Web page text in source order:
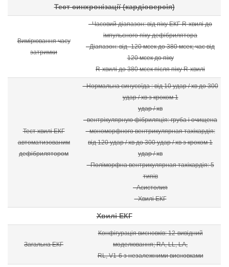
Тест синхронізації (кардіоверсія)
Вимірювання часу
затримки
- Часовий діапазон: від піку ЕКГ R-хвилі до
імпульсного піку дефібрилятора
- Діапазон: від -120 мсек до 380 мсек; час від
120 мсек до піку
R-хвилі до 380 мсек після піку R-хвилі
Тест хвилі ЕКГ
автоматизованим
дефібрилятором
- Нормальна синусоїда : від 10 удар / хв до 300
удар / хв з кроком 1
удар / хв
- вентрікулярную фібриляція: груба і очищена
- мономорфного вентрикулярная тахікардія:
від 120 удар / хв до 300 удар / хв з кроком 1
удар / хв
- Поліморфна вентрикулярная тахікардія: 5
типів
- Асистолия
- Хвилі ЕКГ
Хвилі ЕКГ
Загальна ЕКГ
Конфігурація висновків: 12-вивідний
моделювання; RA, LL, LA,
RL, V1-6 з незалежними висновками